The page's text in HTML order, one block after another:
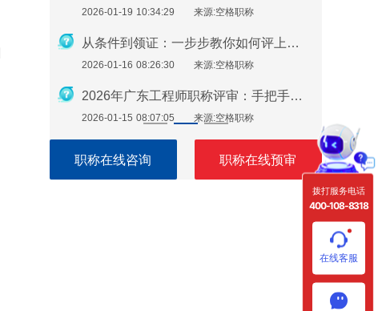
2026-01-19 10:34:29 来源:空格职称
从条件到领证：一步步教你如何评上广东省助理工程师
2026-01-16 08:26:30 来源:空格职称
2026年广东工程师职称评审：手把手教你准备申报材料
2026-01-15 08:07:05 来源:空格职称
职称在线咨询 职称在线预审
拨打服务电话
400-108-8318
在线客服